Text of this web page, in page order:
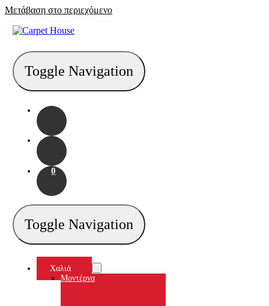
Μετάβαση στο περιεχόμενο
Toggle Navigation
0
Toggle Navigation
Χαλιά
Μοντέρνα